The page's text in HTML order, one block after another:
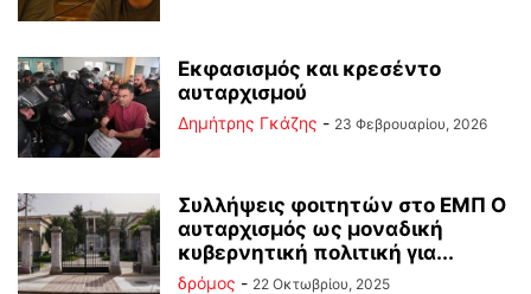
Εκφασισμός και κρεσέντο
αυταρχισμού
Δημήτρης Γκάζης - 23 Φεβρουαρίου, 2026
Συλλήψεις φοιτητών στο ΕΜΠ Ο
αυταρχισμός ως μοναδική
κυβερνητική πολιτική για...
δρόμος - 22 Οκτωβρίου, 2025